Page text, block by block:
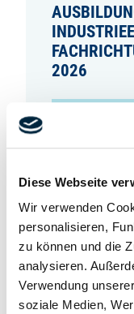
Diese Webseite
Wir verwenden
personalisieren,
zu können und die
analysieren.
Verwendung
soziale Medien,
2026
In deiner
lernst du:
wie man
sicher betreibt,
wie du
verbindest
Mess- und
Kabel bis zur